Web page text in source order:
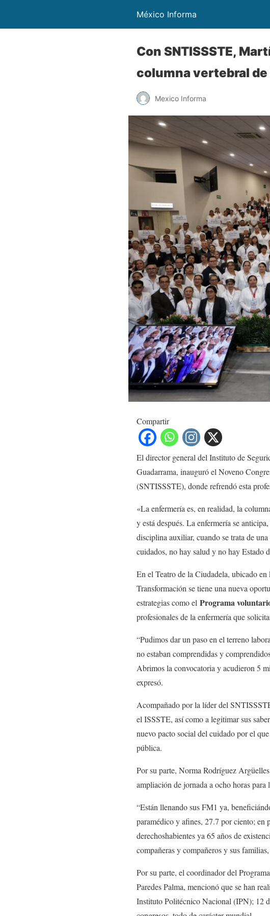
México Informa
Con SNTISSSTE,
columna vertebral de
Mexico Informa
Compartir
El director general del Instituto de
Guadarrama, inauguró el Noveno
(SNTISSSTE), donde refrendó esta
«La enfermería es, en realidad, la
y está después. La enfermería se
disciplina auxiliar, cuando se trata de
cuidados, no hay salud y no hay Estado
En el Teatro de la Ciudadela, ubicado
Transformación se tiene una nueva
estrategias como el Programa
profesionales de la enfermería que
“Pudimos dar un paso en el terreno
no estaban comprendidas y
Abrimos la convocatoria y acudieron 5
expresó.
Acompañado por la líder del
el ISSSTE, así como a legitimar sus
nuevo pacto social del cuidado por el
pública.
Por su parte, Norma Rodríguez
ampliación de jornada a ocho horas
“Están llenando sus FM1 ya,
paramédico y afines, 27.7 por ciento;
derechoshabientes ya 65 años de
compañeras y compañeros y sus
Por su parte, el coordinador del
Paredes Palma, mencionó que se han
Instituto Politécnico Nacional (IPN); 12